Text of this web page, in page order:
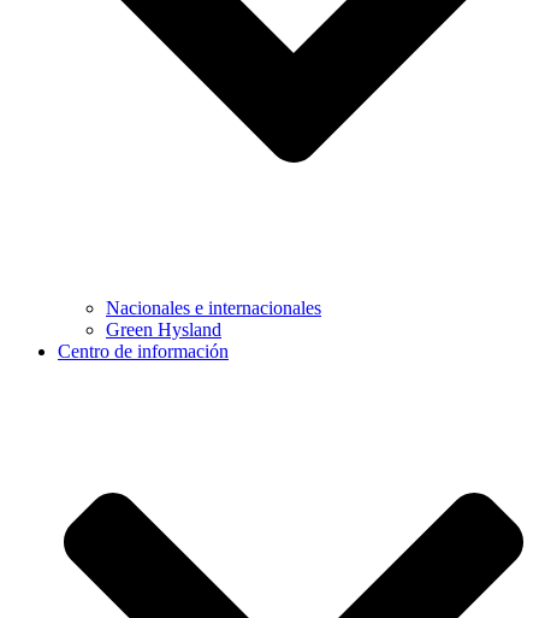
Nacionales e internacionales
Green Hysland
Centro de información